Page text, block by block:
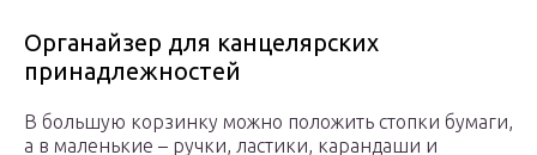
Органайзер для канцелярских
принадлежностей
В большую корзинку можно положить стопки бумаги,
а в маленькие – ручки, ластики, карандаши и